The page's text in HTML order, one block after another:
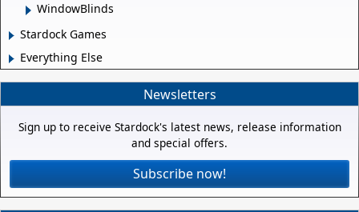
WindowBlinds
Stardock Games
Everything Else
Newsletters
Sign up to receive Stardock's latest news, release information
and special offers.
Subscribe now!